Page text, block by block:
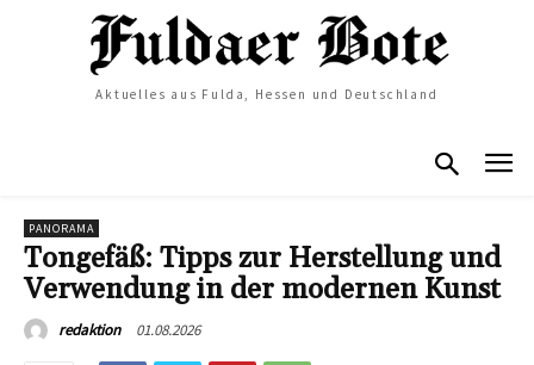
Aktuelles aus Fulda, Hessen und Deutschland
PANORAMA
Tongefäß: Tipps zur Herstellung und
Verwendung in der modernen Kunst
redaktion 01.08.2026